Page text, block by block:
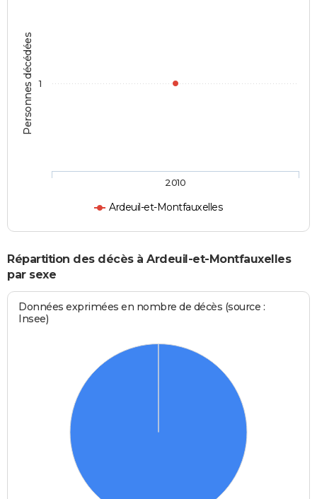
Personnes décédées
Ardeuil-et-Montfauxelles
2010
1
Répartition des décès à Ardeuil-et-Montfauxelles
par sexe
Données exprimées en nombre de décès (source :
Insee)